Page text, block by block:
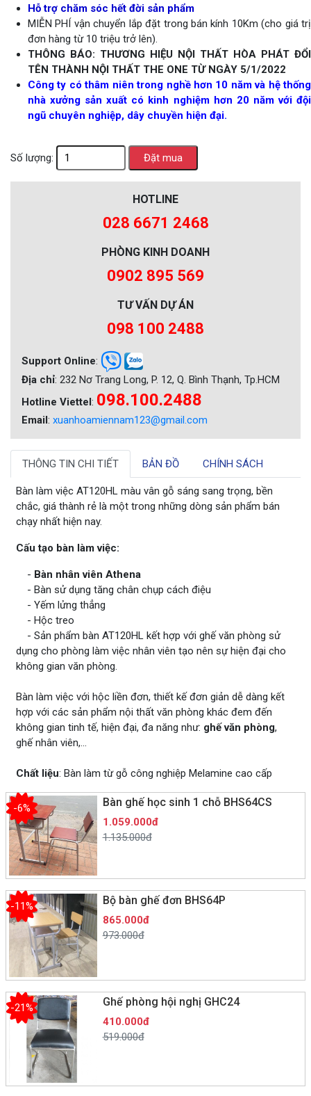
Hỗ trợ chăm sóc hết đời sản phẩm
MIỄN PHÍ vận chuyển lắp đặt trong bán kính 10Km (cho giá trị
đơn hàng từ 10 triệu trở lên).
THÔNG BÁO: THƯƠNG HIỆU NỘI THẤT HÒA PHÁT ĐỔI
TÊN THÀNH NỘI THẤT THE ONE TỪ NGÀY 5/1/2022
Công ty có thâm niên trong nghề hơn 10 năm và hệ thống
nhà xưởng sản xuất có kinh nghiệm hơn 20 năm với đội
ngũ chuyên nghiệp, dây chuyền hiện đại.
Số lượng:
HOTLINE
028 6671 2468
PHÒNG KINH DOANH
0902 895 569
TƯ VẤN DỰ ÁN
098 100 2488
Support Online:
Địa chỉ: 232 Nơ Trang Long, P. 12, Q. Bình Thạnh, Tp.HCM
Hotline Viettel: 098.100.2488
Email: xuanhoamiennam123@gmail.com
THÔNG TIN CHI TIẾT BẢN ĐỒ CHÍNH SÁCH
Bàn làm việc AT120HL màu vân gỗ sáng sang trọng, bền
chắc, giá thành rẻ là một trong những dòng sản phẩm bán
chạy nhất hiện nay.
Cấu tạo bàn làm việc:
- Bàn nhân viên Athena
- Bàn sử dụng tăng chân chụp cách điệu
- Yếm lửng thẳng
- Hộc treo
- Sản phẩm bàn AT120HL kết hợp với ghế văn phòng sử
dụng cho phòng làm việc nhân viên tạo nên sự hiện đại cho
không gian văn phòng.
Bàn làm việc với hộc liền đơn, thiết kế đơn giản dễ dàng kết
hợp với các sản phẩm nội thất văn phòng khác đem đến
không gian tinh tế, hiện đại, đa năng như: ghế văn phòng,
ghế nhân viên,...
Chất liệu: Bàn làm từ gỗ công nghiệp Melamine cao cấp
Bàn ghế học sinh 1 chỗ BHS64CS
-6%
1.059.000đ
1.135.000đ
Bộ bàn ghế đơn BHS64P
-11%
865.000đ
973.000đ
Ghế phòng hội nghị GHC24
-21%
410.000đ
519.000đ